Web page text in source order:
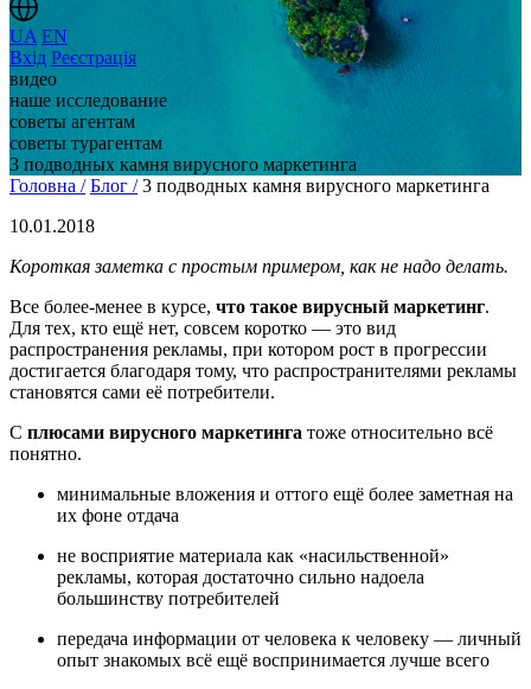
UA EN
Вхід Реєстрація
видео
наше исследование
советы агентам
советы турагентам
3 подводных камня вирусного маркетинга
Головна / Блог / 3 подводных камня вирусного маркетинга
10.01.2018
Короткая заметка с простым примером, как не надо делать.
Все более-менее в курсе, что такое вирусный маркeтинг.
Для тех, кто ещё нет, совсем коротко — это вид
распространeния рeкламы, при котором рост в прогрессии
достигается благодаря тому, что распространителями рекламы
становятся сами её потребители.
С плюсами вирусного маркетинга тоже относительно всё
понятно.
минимальные вложения и оттого ещё более заметная на
их фоне отдача
не восприятие материала как «насильственной»
рекламы, которая достаточно сильно надоела
большинству потребителей
передача информации от человека к человеку — личный
опыт знакомых всё ещё воспринимается лучше всего